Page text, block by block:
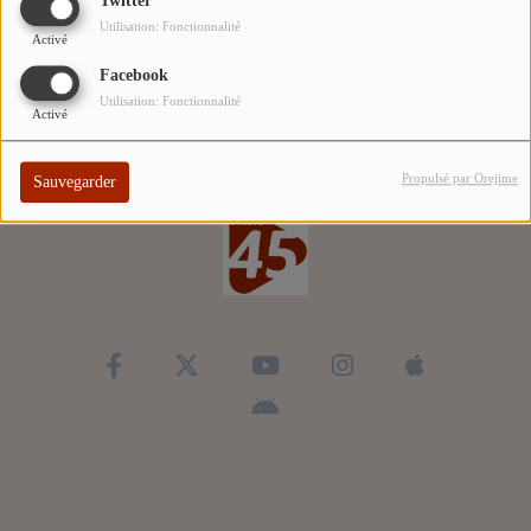
Activé
Utilisation: Fonctionnalité
Facebook
Activé
Utilisation: Fonctionnalité
Sauvegarder Propulsé par Orejime
ARTISTES
TOP 10
Participez
ADHÉREZ À STUDIO 45 !